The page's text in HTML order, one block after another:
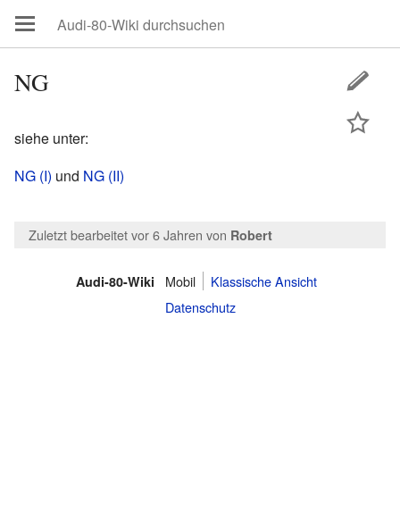
NG
siehe unter:
NG (I) und NG (II)
Zuletzt bearbeitet vor 6 Jahren von Robert
Audi-80-Wiki Mobil
Klassische Ansicht
Datenschutz